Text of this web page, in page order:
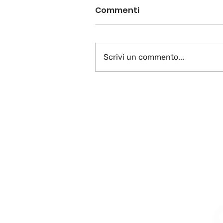
A voi la parola…
Commenti
Scrivi un commento...